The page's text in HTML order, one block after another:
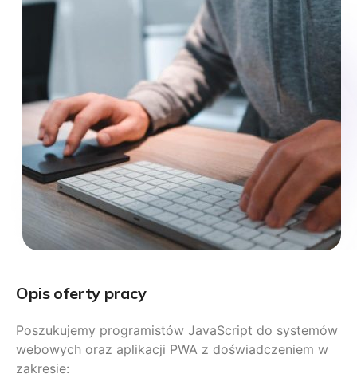
Opis oferty pracy
Poszukujemy programistów JavaScript do systemów
webowych oraz aplikacji PWA z doświadczeniem w
zakresie: